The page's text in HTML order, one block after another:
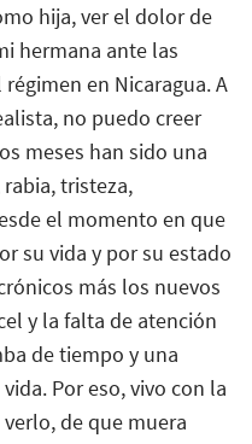
hija, ver el dolor de
hermana ante las
en Nicaragua. A
no puedo creer
meses han sido una
tristeza,
el momento en que
su vida y por su estado
más los nuevos
y la falta de atención
de tiempo y una
Por eso, vivo con la
de que muera